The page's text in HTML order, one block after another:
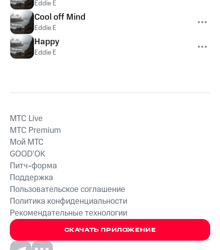
Eddie E
Cool off Mind
Eddie E
Happy
Eddie E
СКАЧАТЬ ПРИЛОЖЕНИЕ
MTС Live
MTС Premium
Мой МТС
GOOD’OK
Питч-форма
Поддержка
Пользовательское соглашение
Политика конфиденциальности
Рекомендательные технологии